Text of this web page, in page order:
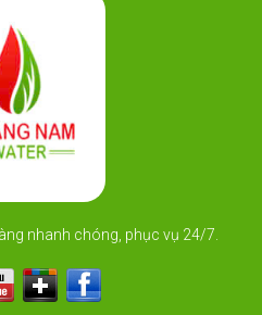
nhanh chóng, phục vụ 24/7.